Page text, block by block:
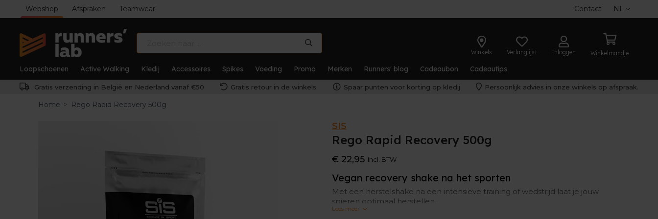
Webshop Afspraken Teamwear Contact NL
Winkels Verlanglijst Inloggen Winkelmandje
Loopschoenen Active Walking Kledij Accessoires Spikes Voeding Promo Merken Runners' blog Cadeaubon Cadeautips
Gratis verzending in België en Nederland vanaf €50 Gratis retour in de winkels. Spaar punten voor korting op kledij Persoonlijk advies in onze winkels op afspraak.
Home > Rego Rapid Recovery 500g
SIS
Rego Rapid Recovery 500g
€ 22,95 Incl. BTW
Vegan recovery shake na het sporten
Met een herstelshake na een intensieve training of wedstrijd laat je jouw
spieren optimaal herstellen.
Lees meer